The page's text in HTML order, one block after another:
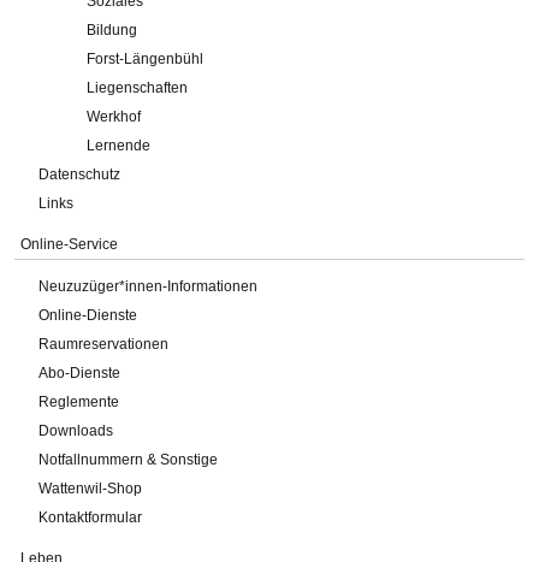
Bildung
Forst-Längenbühl
Liegenschaften
Werkhof
Lernende
Datenschutz
Links
Online-Service
Neuzuzüger*innen-Informationen
Online-Dienste
Raumreservationen
Abo-Dienste
Reglemente
Downloads
Notfallnummern & Sonstige
Wattenwil-Shop
Kontaktformular
Leben